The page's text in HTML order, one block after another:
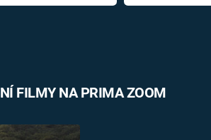
FILMY NA PRIMA ZOOM